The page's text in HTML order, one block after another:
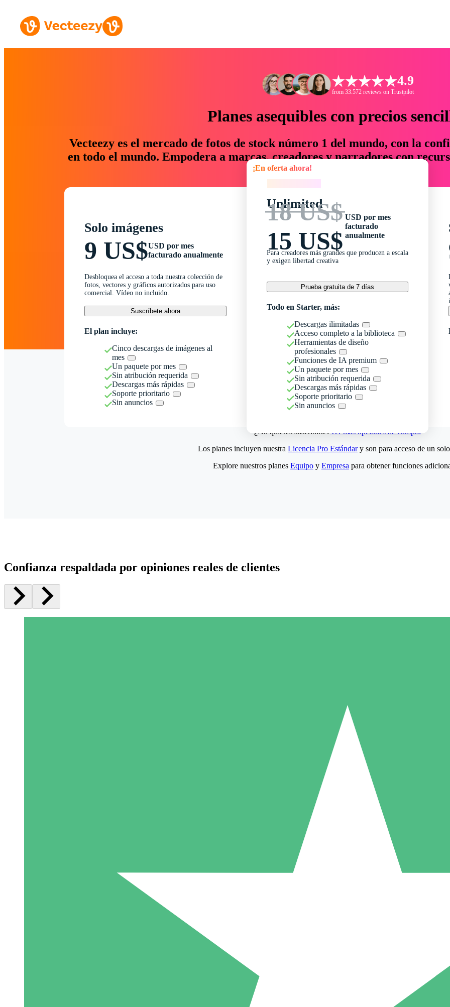
4.9
from 33.572 reviews on Trustpilot
Planes asequibles con precios
Vecteezy es el mercado de fotos de stock número 1 del mundo, con la
en todo el mundo. Empodera a marcas, creadores y narradores con
un 76 % en tiempo y presupuesto.
Solo imágenes
9 US$USD por mes
facturado anualmente
Desbloquea el acceso a toda nuestra colección de
fotos, vectores y gráficos autorizados para uso
comercial. Vídeo no incluido.
Suscríbete ahora
El plan incluye:
Cinco descargas de imágenes al
mes
Un paquete por mes
Sin atribución requerida
Descargas más rápidas
Soporte prioritario
Sin anuncios
¡En oferta ahora!
Unlimited
18 US$
15 US$
USD por mes
facturado
anualmente
Para creadores más grandes que producen a escala
y exigen libertad creativa
Prueba gratuita de 7 días
Todo en Starter, más:
Descargas ilimitadas
Acceso completo a la biblioteca
Herramientas de diseño
profesionales
Funciones de IA premium
Un paquete por mes
Sin atribución requerida
Descargas más rápidas
Soporte prioritario
Sin anuncios
¿No quieres suscribirte?Ver más opciones de compra
5 Descargas
15
Los planes incluyen nuestra Licencia Pro Estándary son para acceso de un
Explore nuestros planes Equipo y Empresa para obtener funciones
Confianza respaldada por opiniones reales de clientes